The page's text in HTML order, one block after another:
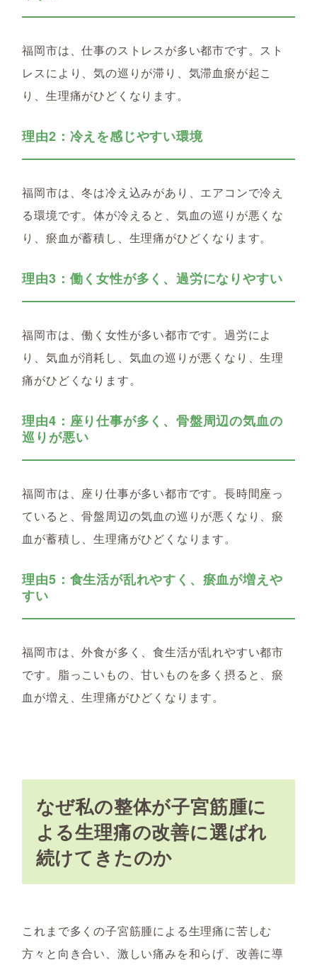
福岡市は、仕事のストレスが多い都市です。スト
レスにより、気の巡りが滞り、気滞血瘀が起こ
り、生理痛がひどくなります。
理由2：冷えを感じやすい環境
福岡市は、冬は冷え込みがあり、エアコンで冷え
る環境です。体が冷えると、気血の巡りが悪くな
り、瘀血が蓄積し、生理痛がひどくなります。
理由3：働く女性が多く、過労になりやすい
福岡市は、働く女性が多い都市です。過労によ
り、気血が消耗し、気血の巡りが悪くなり、生理
痛がひどくなります。
理由4：座り仕事が多く、骨盤周辺の気血の
巡りが悪い
福岡市は、座り仕事が多い都市です。長時間座っ
ていると、骨盤周辺の気血の巡りが悪くなり、瘀
血が蓄積し、生理痛がひどくなります。
理由5：食生活が乱れやすく、瘀血が増えや
すい
福岡市は、外食が多く、食生活が乱れやすい都市
です。脂っこいもの、甘いものを多く摂ると、瘀
血が増え、生理痛がひどくなります。
なぜ私の整体が子宮筋腫に
よる生理痛の改善に選ばれ
続けてきたのか
これまで多くの子宮筋腫による生理痛に苦しむ
方々と向き合い、激しい痛みを和らげ、改善に導